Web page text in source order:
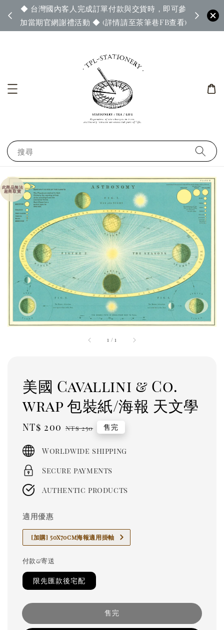
◆ 台灣國內客人完成訂單付款與交貨時，即可參
加當期官網謝禮活動 ◆ (詳情請至茶筆巷FB查看)
◆ 官
搜尋
1 /1
此商品無法
超商取貨
美國 Cavallini & Co.
wrap 包裝紙/海報 天文學
Sale
NT$ 200 Regular
NT$ 250 售完
Worldwide shipping
Secure payments
Authentic products
適用優惠
[加購] 50x70cm海報適用掛軸
付款&寄送
限先匯款後宅配
售完